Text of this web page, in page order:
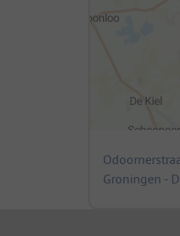
Groningen -